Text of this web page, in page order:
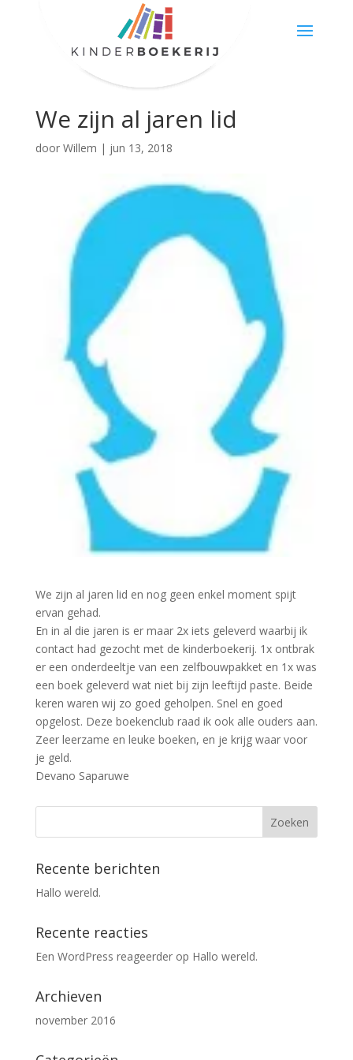
We zijn al jaren lid
door Willem | jun 13, 2018
We zijn al jaren lid en nog geen enkel moment spijt
ervan gehad.
En in al die jaren is er maar 2x iets geleverd waarbij ik
contact had gezocht met de kinderboekerij. 1x ontbrak
er een onderdeeltje van een zelfbouwpakket en 1x was
een boek geleverd wat niet bij zijn leeftijd paste. Beide
keren waren wij zo goed geholpen. Snel en goed
opgelost. Deze boekenclub raad ik ook alle ouders aan.
Zeer leerzame en leuke boeken, en je krijg waar voor
je geld.
Devano Saparuwe
Recente berichten
Hallo wereld.
Recente reacties
Een WordPress reageerderop Hallo wereld.
Archieven
november 2016